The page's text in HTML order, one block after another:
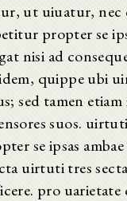
ut uiuatur,
propter se
nisi ad
quippe ubi
sed tamen
suos.
se ipsas
uirtuti tres
pro